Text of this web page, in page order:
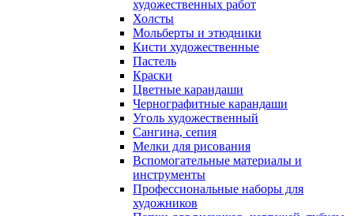
художественных работ
Холсты
Мольберты и этюдники
Кисти художественные
Пастель
Краски
Цветные карандаши
Чернографитные карандаши
Уголь художественный
Сангина, сепия
Мелки для рисования
Вспомогательные материалы и
инструменты
Профессиональные наборы для
художников